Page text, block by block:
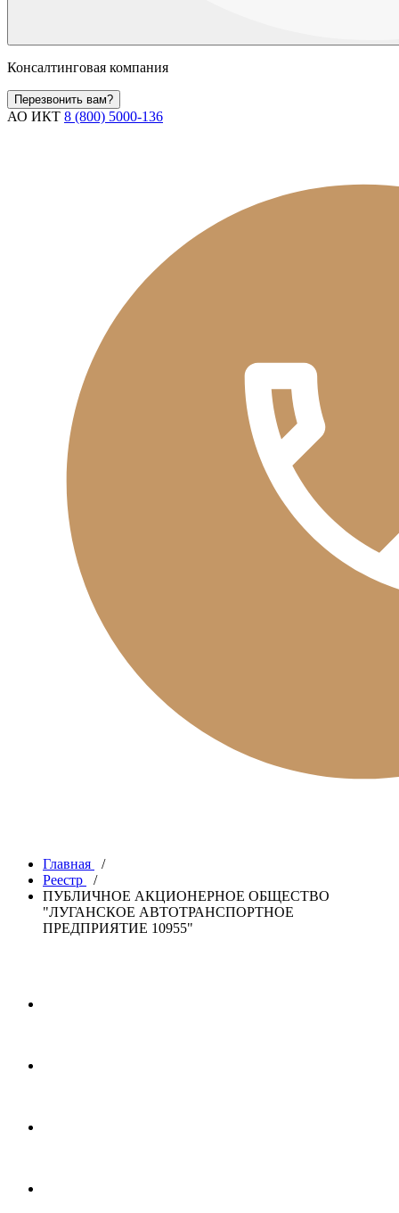
Консалтинговая компания
Перезвонить вам?
АО ИКТ 8 (800) 5000-136
Главная
/
Реестр
/
ПУБЛИЧНОЕ АКЦИОНЕРНОЕ ОБЩЕСТВО
"ЛУГАНСКОЕ АВТОТРАНСПОРТНОЕ
ПРЕДПРИЯТИЕ 10955"